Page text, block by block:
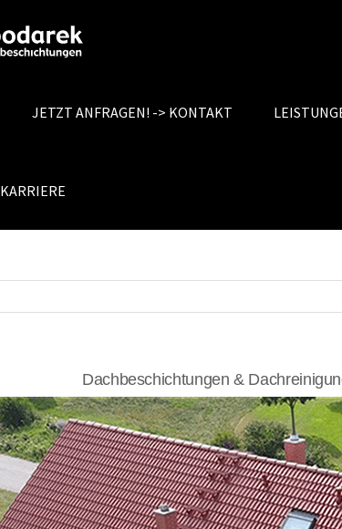
JETZT ANFRAGEN! -> KONTAKT
KARRIERE
Dachbeschichtungen &